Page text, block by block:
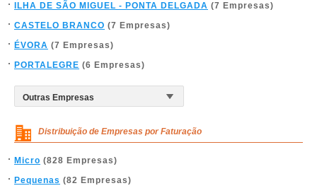
ILHA DE SÃO MIGUEL - PONTA DELGADA (7 Empresas)
CASTELO BRANCO (7 Empresas)
ÉVORA (7 Empresas)
PORTALEGRE (6 Empresas)
Distribuição de Empresas por Faturação
Micro (828 Empresas)
Pequenas (82 Empresas)